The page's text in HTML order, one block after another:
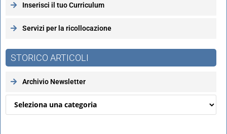
Inserisci il tuo Curriculum
Servizi per la ricollocazione
STORICO ARTICOLI
Archivio Newsletter